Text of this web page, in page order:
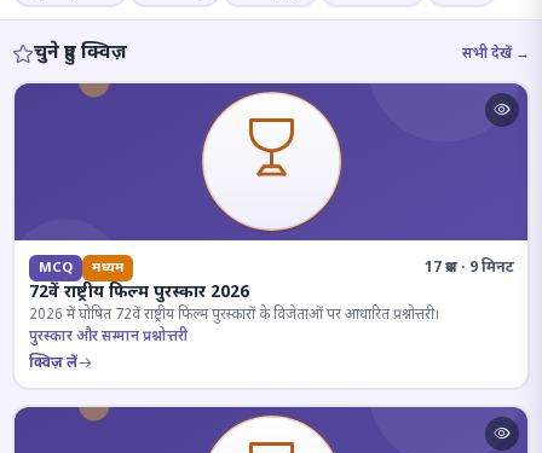
चुने हुए क्विज़ सभी देखें →
MCQ मध्यम 17 प्रश्न · 9 मिनट
72वें राष्ट्रीय फिल्म पुरस्कार 2026
2026 में घोषित 72वें राष्ट्रीय फिल्म पुरस्कारों के विजेताओं पर आधारित प्रश्नोत्तरी।
पुरस्कार और सम्मान प्रश्नोत्तरी
क्विज़ लें